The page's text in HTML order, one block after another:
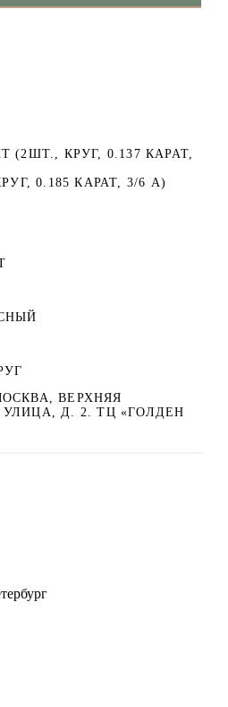
(2ШТ., КРУГ, 0.137 КАРАТ,
0.185 КАРАТ, 3/6 А)
ВЕРХНЯЯ
Д. 2. ТЦ «ГОЛДЕН